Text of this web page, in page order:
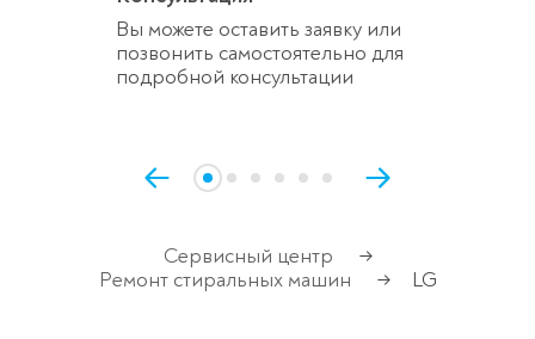
Вы можете оставить заявку или
позвонить самостоятельно для
подробной консультации
Сервисный центр
→
Ремонт стиральных машин
→ LG